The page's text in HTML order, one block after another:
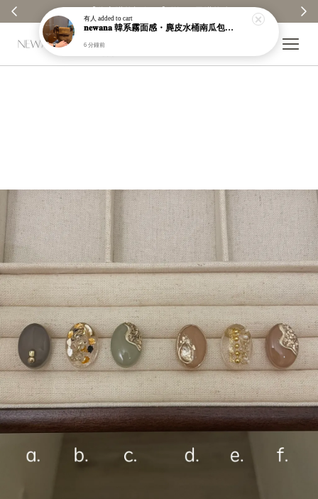
有人 added to cart
𝐧𝐞𝐰𝐚𝐧𝐚 韓系霧面感・麂皮水桶南瓜包｜通勤日常包｜高級皮革｜現貨＋預購【nk62】
6 分鐘前